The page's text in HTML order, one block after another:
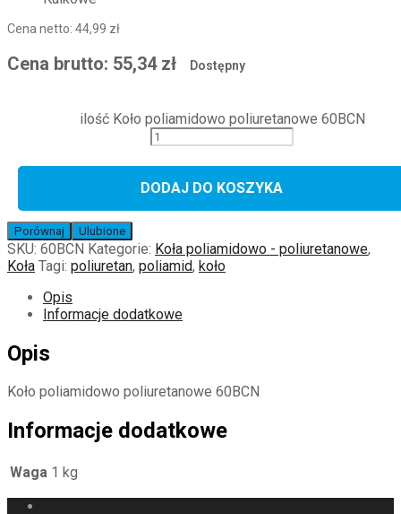
Cena netto: 44,99 zł
Cena brutto: 55,34 zł Dostępny
ilość Koło poliamidowo poliuretanowe 60BCN
DODAJ DO KOSZYKA
Porównaj Ulubione
SKU: 60BCN Kategorie: Koła poliamidowo - poliuretanowe,
Koła Tagi: poliuretan, poliamid, koło
Opis
Informacje dodatkowe
Opis
Koło poliamidowo poliuretanowe 60BCN
Informacje dodatkowe
Waga 1 kg